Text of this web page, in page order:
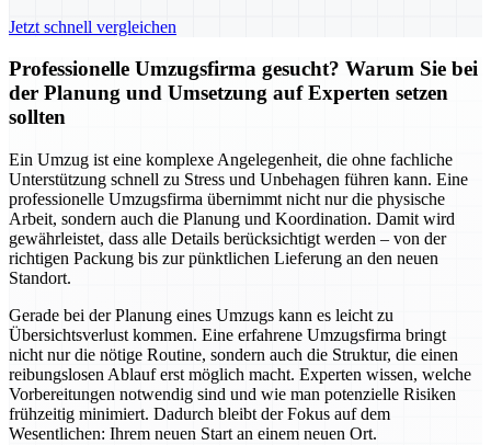
Jetzt schnell vergleichen
Professionelle Umzugsfirma gesucht? Warum Sie bei
der Planung und Umsetzung auf Experten setzen
sollten
Ein Umzug ist eine komplexe Angelegenheit, die ohne fachliche
Unterstützung schnell zu Stress und Unbehagen führen kann. Eine
professionelle Umzugsfirma übernimmt nicht nur die physische
Arbeit, sondern auch die Planung und Koordination. Damit wird
gewährleistet, dass alle Details berücksichtigt werden – von der
richtigen Packung bis zur pünktlichen Lieferung an den neuen
Standort.
Gerade bei der Planung eines Umzugs kann es leicht zu
Übersichtsverlust kommen. Eine erfahrene Umzugsfirma bringt
nicht nur die nötige Routine, sondern auch die Struktur, die einen
reibungslosen Ablauf erst möglich macht. Experten wissen, welche
Vorbereitungen notwendig sind und wie man potenzielle Risiken
frühzeitig minimiert. Dadurch bleibt der Fokus auf dem
Wesentlichen: Ihrem neuen Start an einem neuen Ort.